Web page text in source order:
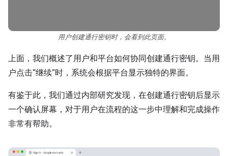
用户创建通行密钥时，会看到此页面。
上面，我们概述了用户和平台如何协同创建通行密钥。当用
户点击“继续”时，系统会根据平台显示独特的界面。
有鉴于此，我们通过内部研究发现，在创建通行密钥后显示
一个确认屏幕，对于用户在流程的这一步中理解和完成操作
非常有帮助。